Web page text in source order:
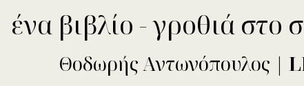
ένα βιβλίο - γροθιά στο
Θοδωρής Αντωνόπουλος |